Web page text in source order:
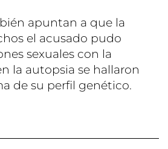
apuntan a que la
el acusado pudo
sexuales con la
la autopsia se hallaron
de su perfil genético.